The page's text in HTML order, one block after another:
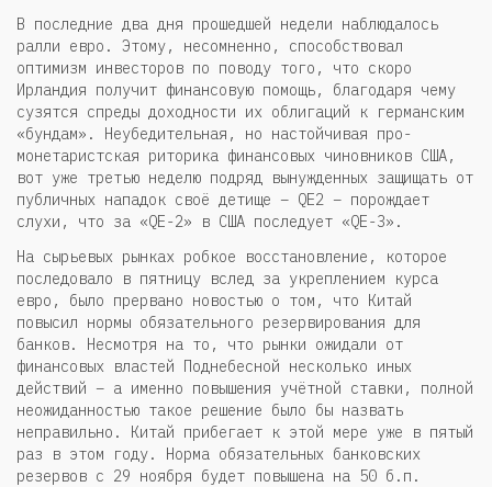
В последние два дня прошедшей недели наблюдалось
ралли евро. Этому, несомненно, способствовал
оптимизм инвесторов по поводу того, что скоро
Ирландия получит финансовую помощь, благодаря чему
сузятся спреды доходности их облигаций к германским
«бундам». Неубедительная, но настойчивая про-
монетаристская риторика финансовых чиновников США,
вот уже третью неделю подряд вынужденных защищать от
публичных нападок своё детище – QE2 – порождает
слухи, что за «QE-2» в США последует «QE-3».
На сырьевых рынках робкое восстановление, которое
последовало в пятницу вслед за укреплением курса
евро, было прервано новостью о том, что Китай
повысил нормы обязательного резервирования для
банков. Несмотря на то, что рынки ожидали от
финансовых властей Поднебесной несколько иных
действий – а именно повышения учётной ставки, полной
неожиданностью такое решение было бы назвать
неправильно. Китай прибегает к этой мере уже в пятый
раз в этом году. Норма обязательных банковских
резервов с 29 ноября будет повышена на 50 б.п.